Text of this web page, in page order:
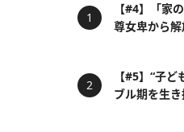
【#4】「家
尊女卑から
【#5】“子
ブル期を生